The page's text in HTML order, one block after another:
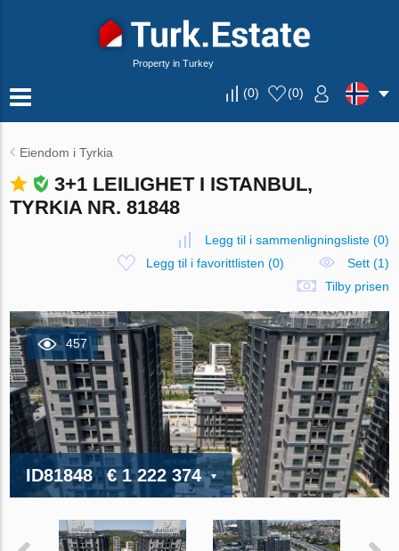
Property in Turkey
(0) (0)
Eiendom i Tyrkia
3+1 LEILIGHET I ISTANBUL,
TYRKIA NR. 81848
Legg til i sammenligningsliste(0)
Legg til i favorittlisten (0)
Sett (1)
Tilby prisen
457
ID81848 € 1 222 374